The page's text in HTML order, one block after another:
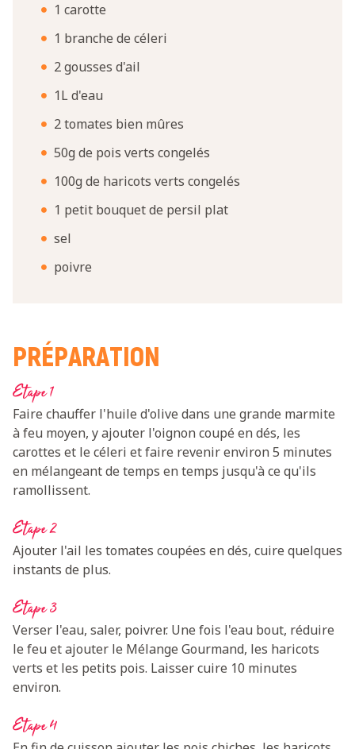
1 carotte
1 branche de céleri
2 gousses d'ail
1L d'eau
2 tomates bien mûres
50g de pois verts congelés
100g de haricots verts congelés
1 petit bouquet de persil plat
sel
poivre
PRÉPARATION
Etape 1
Faire chauffer l'huile d'olive dans une grande marmite
à feu moyen, y ajouter l'oignon coupé en dés, les
carottes et le céleri et faire revenir environ 5 minutes
en mélangeant de temps en temps jusqu'à ce qu'ils
ramollissent.
Etape 2
Ajouter l'ail les tomates coupées en dés, cuire quelques
instants de plus.
Etape 3
Verser l'eau, saler, poivrer. Une fois l'eau bout, réduire
le feu et ajouter le Mélange Gourmand, les haricots
verts et les petits pois. Laisser cuire 10 minutes
environ.
Etape 4